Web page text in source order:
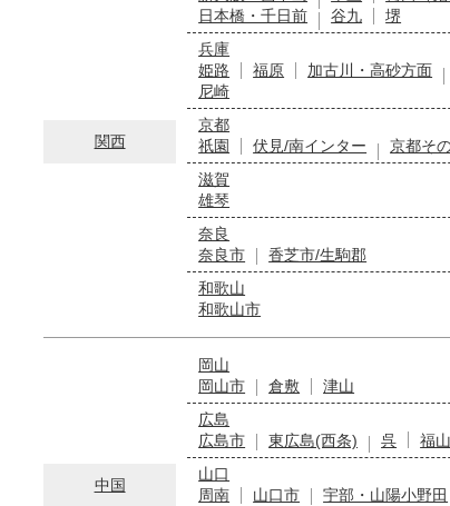
関西
日本橋・千日前
谷九
堺
兵庫
姫路
福原 加古川・高砂方面
尼崎
京都
祇園
伏見/南インター
京都そ
滋賀
雄琴
奈良
奈良市
香芝市/生駒郡
和歌山
和歌山市
中国
岡山
岡山市
倉敷
津山
広島
広島市
東広島(西条) 呉
福山
山口
周南
山口市 宇部・山陽小野田